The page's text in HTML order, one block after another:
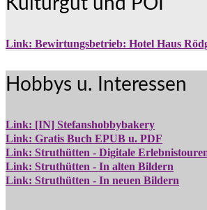
Link: Bewirtungsbetrieb: Hotel Haus
Hobbys u. Interessen
Link: [IN] Stefanshobbybakery
Link: Gratis Buch EPUB u. PDF
Link: Struthütten - Digitale
Link: Struthütten - In alten Bildern
Link: Struthütten - In neuen Bildern